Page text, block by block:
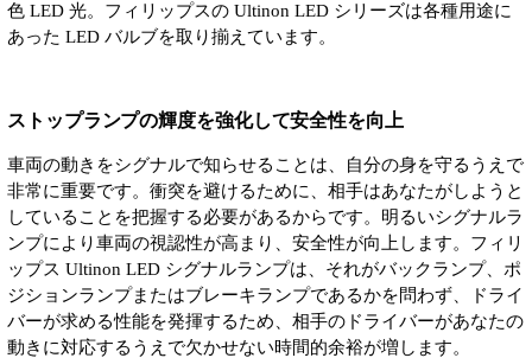
色 LED 光。フィリップスの Ultinon LED シリーズは各種用途に
あった LED バルブを取り揃えています。
ストップランプの輝度を強化して安全性を向上
車両の動きをシグナルで知らせることは、自分の身を守るうえで
非常に重要です。衝突を避けるために、相手はあなたがしようと
していることを把握する必要があるからです。明るいシグナルラ
ンプにより車両の視認性が高まり、安全性が向上します。フィリ
ップス Ultinon LED シグナルランプは、それがバックランプ、ポ
ジションランプまたはブレーキランプであるかを問わず、ドライ
バーが求める性能を発揮するため、相手のドライバーがあなたの
動きに対応するうえで欠かせない時間的余裕が増します。